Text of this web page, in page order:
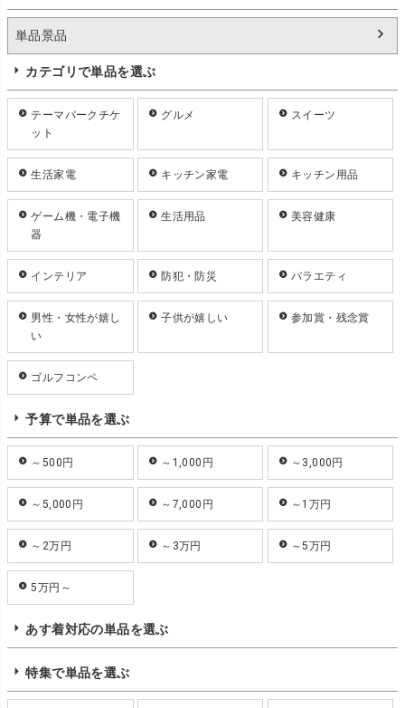
単品景品
カテゴリで単品を選ぶ
テーマパークチケ
ット
グルメ スイーツ
生活家電 キッチン家電 キッチン用品
ゲーム機・電子機
器
生活用品 美容健康
インテリア 防犯・防災 バラエティ
男性・女性が嬉し
い
子供が嬉しい 参加賞・残念賞
ゴルフコンペ
予算で単品を選ぶ
～500円 ～1,000円 ～3,000円
～5,000円 ～7,000円 ～1万円
～2万円 ～3万円 ～5万円
5万円～
あす着対応の単品を選ぶ
特集で単品を選ぶ